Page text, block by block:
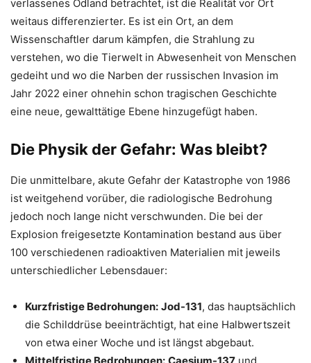
verlassenes Ödland betrachtet, ist die Realität vor Ort
weitaus differenzierter. Es ist ein Ort, an dem
Wissenschaftler darum kämpfen, die Strahlung zu
verstehen, wo die Tierwelt in Abwesenheit von Menschen
gedeiht und wo die Narben der russischen Invasion im
Jahr 2022 einer ohnehin schon tragischen Geschichte
eine neue, gewalttätige Ebene hinzugefügt haben.
Die Physik der Gefahr: Was bleibt?
Die unmittelbare, akute Gefahr der Katastrophe von 1986
ist weitgehend vorüber, die radiologische Bedrohung
jedoch noch lange nicht verschwunden. Die bei der
Explosion freigesetzte Kontamination bestand aus über
100 verschiedenen radioaktiven Materialien mit jeweils
unterschiedlicher Lebensdauer:
Kurzfristige Bedrohungen: Jod-131, das hauptsächlich
die Schilddrüse beeinträchtigt, hat eine Halbwertszeit
von etwa einer Woche und ist längst abgebaut.